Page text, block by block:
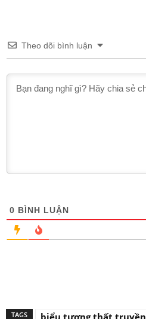
Theo dõi bình luận
0 BÌNH LUẬN
TAGS biểu tượng thất truyền